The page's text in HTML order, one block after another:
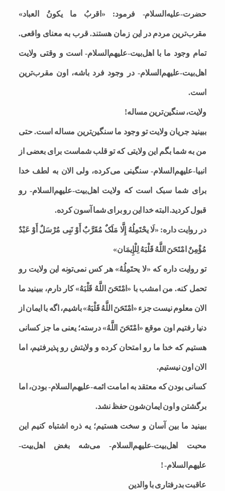
حضرت-علیه‌السلام- فرمود: «اقربُ ما یکونُ العباد»
مقرب‌ترین مردم در این زمان هستند. قرب به معنای واقعی.
تمام وجود ما با اهل‌بیت-علیهم‌السلام- است و وقتی ولایت
اهل‌بیت-علیهم‌السلام- در وجود فرد باشه، اون مقرب‌ترین
است‌.
ولایت، سنگین‌ترین مساله!
ببینید جریان ولایت تو وجود ما سنگین‌ترین مساله است. حتی
من به شما بگم این ولایتی که تو قلب شماست برای بعضی از
انبیا-علیهم‌السلام- سنگینی می‌کرده، ولی الان به لطف خدا
برای شما سبک است که ولایت اهل‌بیت-علیهم‌السلام- رو
قبول کردید. البته خدا این رو برای شما آسون کرده.
در روایت داره: «لَا یحْتَمِلُهُ إِلَّا مَلَکٌ مُقَرَّبٌ أَوْ نَبِی مُرْسَلٌ أَوْ عَبْدٌ
مُؤْمِنٌ امْتَحَنَ اللَّهُ قَلْبَهُ لِلْإِیمَان‏‏»
تو روایت داره که «لا یحتَمِلُهُ» هر کس نمی‌تونه این ولایت رو
تحمل کنه. من امشب با «امْتَحَنَ اللَّهُ قَلْبَهُ» کار دارم، ببینید ما
الان معلوم نیست جزء «امْتَحَنَ اللَّهُ قَلْبَهُ» باشیم، اگه با ایمان از
دنیا رفتیم اون موقع «امْتَحَنَ اللَّهُ» درسته؛ یعنی ما جز کسانی
هستیم که خدا ما رو امتحان کرده و ولایتش رو پذیرفتیم، اما
الان اون نیستیم.
کسانی بودن که معتقد به امامت ائمه-علیهم‌السلام- بودن، اما
برگشتن و اون ایمان‌شون حفظ نشد.
ببینید ما بین آسان و سخت هستیم؛ یه ذره اشتباه کنیم این
محبت اهل‌بیت-علیهم‌السلام- می‌شه بغض اهل‌بیت-
علیهم‌السلام- !
عاقبت بدرفتاری با والدین